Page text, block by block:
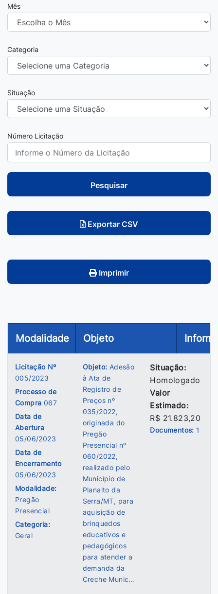
Mês
Categoria
Situação
Número Licitação
Pesquisar
Exportar CSV
Imprimir
Modalidade Objeto
Licitação Nº
005/2023
Processo de
Compra 067
Data de
Abertura
05/06/2023
Data de
Encerramento
05/06/2023
Modalidade:
Pregão
Presencial
Categoria:
Geral
Objeto: Adesão
à Ata de
Registro de
Preços nº
035/2022,
originada do
Pregão
Presencial nº
060/2022,
realizado pelo
Município de
Planalto da
Serra/MT, para
aquisição de
brinquedos
educativos e
pedagógicos
para atender a
demanda da
Creche Munic…
Situação:
Homologado
Valor
Estimado:
R$ 21.823,20
Documentos: 1